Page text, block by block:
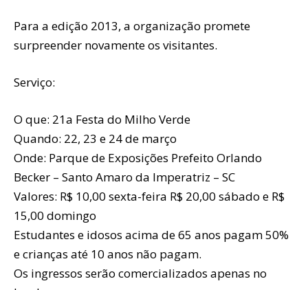
Para a edição 2013, a organização promete
surpreender novamente os visitantes.
Serviço:
O que: 21a Festa do Milho Verde
Quando: 22, 23 e 24 de março
Onde: Parque de Exposições Prefeito Orlando
Becker – Santo Amaro da Imperatriz – SC
Valores: R$ 10,00 sexta-feira R$ 20,00 sábado e R$
15,00 domingo
Estudantes e idosos acima de 65 anos pagam 50%
e crianças até 10 anos não pagam.
Os ingressos serão comercializados apenas no